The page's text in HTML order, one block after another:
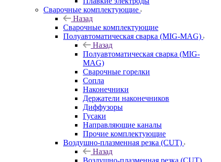
Сварочные комплектующие
Назад
Сварочные комплектующие
Полуавтоматическая сварка (MIG-MAG)
Назад
Полуавтоматическая сварка (MIG-
MAG)
Сварочные горелки
Сопла
Наконечники
Держатели наконечников
Диффузоры
Гусаки
Направляющие каналы
Прочие комплектующие
Воздушно-плазменная резка (CUT)
Назад
Воздушно-плазменная резка (CUT)